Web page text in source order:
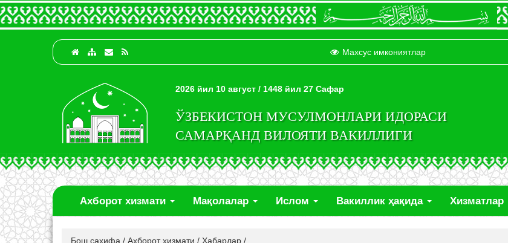
Махсус имкониятлар
2026 йил 10 август / 1448 йил 27 Сафар
ЎЗБЕКИСТОН МУСУЛМОНЛАРИ ИДОРАСИ
САМАРҚАНД ВИЛОЯТИ ВАКИЛЛИГИ
Ахборот хизмати Мақолалар Ислом Вакиллик ҳақида Хизматлар
Бош саҳифа / Ахборот хизмати / Хабарлар /